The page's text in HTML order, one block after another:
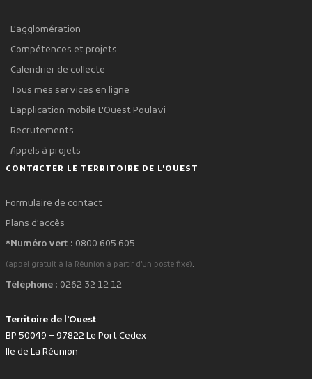
L'agglomération
Compétences et projets
Calendrier de collecte
Tous mes services en ligne
L'application mobile L'Ouest Poulavi
Recrutements
Appels à projets
CONTACTER LE TERRITOIRE DE L'OUEST
Formulaire de contact
Plans d'accès
*Numéro vert : 0800 605 605
(appel gratuit à la Réunion à partir d'un poste fixe).
Téléphone : 0262 32 12 12
Territoire de l'Ouest
BP 50049 – 97822 Le Port Cedex
Ile de La Réunion